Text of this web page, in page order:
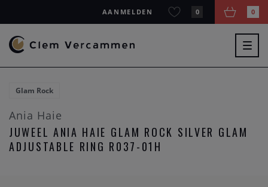
AANMELDEN 0 0
Glam Rock
Ania Haie
JUWEEL ANIA HAIE GLAM ROCK SILVER GLAM
ADJUSTABLE RING R037-01H